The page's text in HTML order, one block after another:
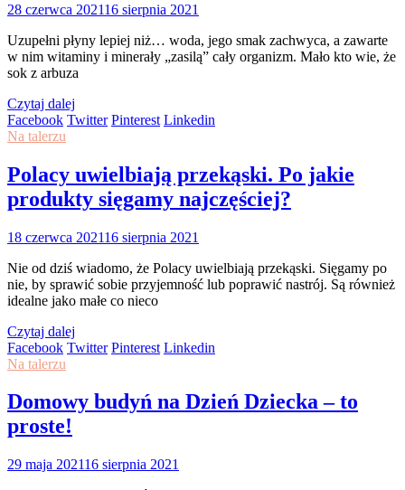
28 czerwca 202116 sierpnia 2021
Uzupełni płyny lepiej niż… woda, jego smak zachwyca, a zawarte
w nim witaminy i minerały „zasilą” cały organizm. Mało kto wie, że
sok z arbuza
Czytaj dalej
Facebook Twitter Pinterest Linkedin
Na talerzu
Polacy uwielbiają przekąski. Po jakie
produkty sięgamy najczęściej?
18 czerwca 202116 sierpnia 2021
Nie od dziś wiadomo, że Polacy uwielbiają przekąski. Sięgamy po
nie, by sprawić sobie przyjemność lub poprawić nastrój. Są również
idealne jako małe co nieco
Czytaj dalej
Facebook Twitter Pinterest Linkedin
Na talerzu
Domowy budyń na Dzień Dziecka – to
proste!
29 maja 202116 sierpnia 2021